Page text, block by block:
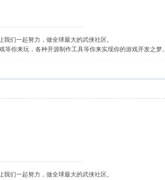
们一起努力，做全球最大的武侠社区。
你来玩，各种开源制作工具等你来实现你的游戏开发之梦。
们一起努力，做全球最大的武侠社区。